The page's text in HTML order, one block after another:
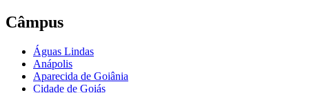
Câmpus
Águas Lindas
Anápolis
Aparecida de Goiânia
Cidade de Goiás